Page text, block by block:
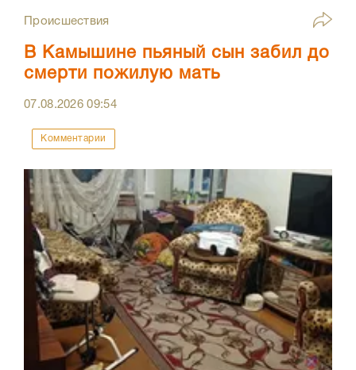
Происшествия
В Камышине пьяный сын забил до
смерти пожилую мать
07.08.202609:54
Комментарии